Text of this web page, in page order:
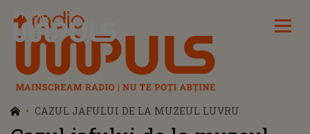
Radio Impuls
CAZUL JAFULUI DE LA MUZEUL LUVRU